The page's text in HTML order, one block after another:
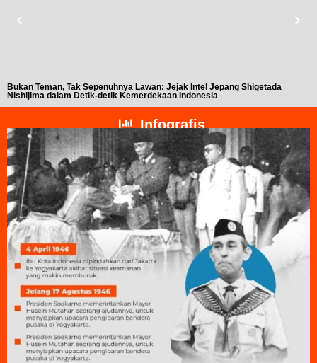
Bukan Teman, Tak Sepenuhnya Lawan: Jejak Intel Jepang Shigetada
Nishijima dalam Detik-detik Kemerdekaan Indonesia
Infografis